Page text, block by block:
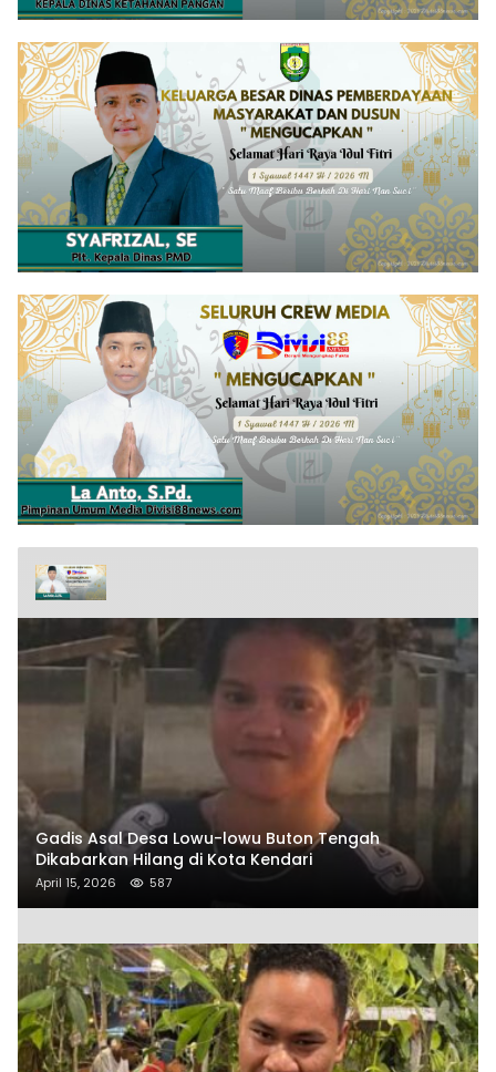
Gadis Asal Desa Lowu-lowu Buton Tengah
Dikabarkan Hilang di Kota Kendari
April 15, 2026 587